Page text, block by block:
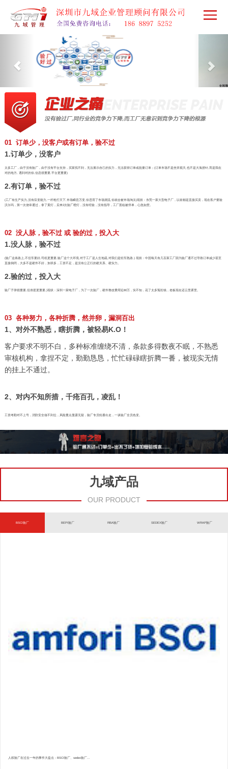
01 订单少，没客户或有订单，验不过
1.订单少，没客户
太多工厂，由于没有验厂，由于没有平台支持，买家找不到，无法展示自己的实力，无法获得订单或批量订单；(订单市场不是坐井观天,也不是大海捞针,而是我在
对的地方, 遇到对的你,信息很重要,平台更重要)
2.有订单，验不过
(工厂有生产实力,没有应变能力,一杆枪打天下,市场瞬息万变,你违背了市场潮流,你就会被市场淘汰)现状：东莞一家大型电子厂，以前都是直接买卖，现在客户要验
沃尔玛，第一次侥幸通过，拿了黄灯，后来2次验厂橙灯，没有经验，没有指导，工厂面临被停单，心急如焚。
02 没人脉，验不过 或 验的过，投入大
1.没人脉，验不过
(验厂这条路上,不但车要好,司机更重要,验厂这个大环境,对于工厂是人生地疏,对我们是轻车熟路.) 现状：中国每天有几百家工厂因为验厂通不过导致订单减少甚至
直接倒闭，大多不是硬件不好，加班多，工资不足，是没有公正行的硬关系、硬实力。
2.验的过，投入大
验厂子弹很重要,但准星更重要,)现状：深圳一家电子厂，为了一次验厂，硬件整改费用近80万，实不知，花了太多冤枉钱，老板现在还云里雾里。
03 各种努力，各种折腾，然并卵，漏洞百出
1、对外不熟悉，瞎折腾，被轻易K.O！
客户要求不明不白，多种标准缠绕不清，条款多得数夜不眠，不熟悉
审核机构，拿捏不定，勤勤恳恳，忙忙碌碌瞎折腾一番，被现实无情
的挂上不通过。
2、对内不知所措，千疮百孔，凌乱！
工资考勤对不上号，消防安全做不到位，风险重点显露无疑，验厂专员轮番出走，一谈验厂全员色变。
九域产品
OUR PRODUCT
BSCI验厂 BEPI验厂 RBA验厂 SEDEX验厂 WRAP验厂
人权验厂在过去一年的事件大盘点：BSCI验厂、sedex验厂...